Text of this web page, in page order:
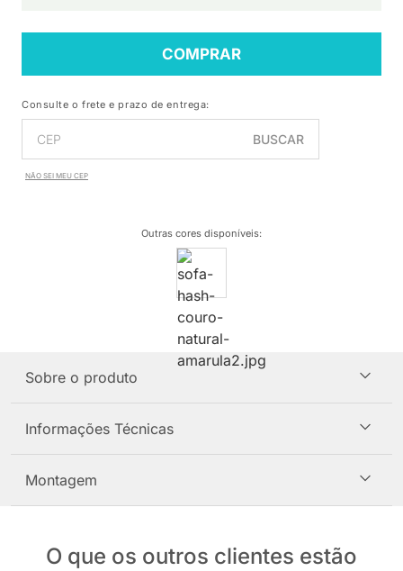
COMPRAR
Consulte o frete e prazo de entrega:
BUSCAR
NÃO SEI MEU CEP
Outras cores disponíveis:
Sobre o produto
Informações Técnicas
Montagem
O que os outros clientes estão